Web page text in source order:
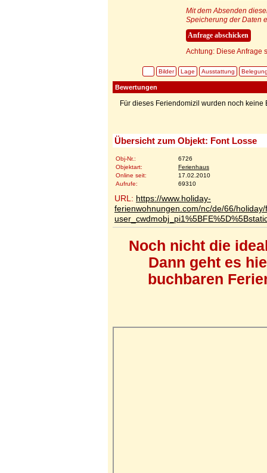
Mit dem Absenden
Speicherung der Daten
Achtung: Diese Anfrage
Bilder Lage Ausstattung
Bewertungen
Für dieses Feriendomizil wurden noch
Übersicht zum Objekt: Font Losse
Obj-Nr.:
6726
Objektart:
Ferienhaus
Online seit:
17.02.2010
Aufrufe:
69310
URL: https://www.holiday-
ferienwohnungen.com/nc/de/66/
Noch nicht die
Dann geht es
buchbaren